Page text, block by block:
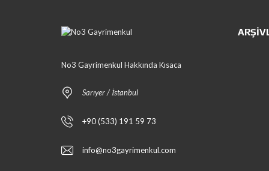
No3 Gayrimenkul Hakkında Kısaca
Sarıyer / İstanbul
+90 (533) 191 59 73
info@no3gayrimenkul.com